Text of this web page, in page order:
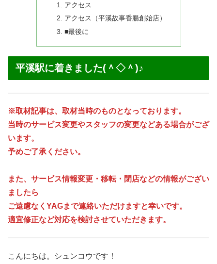
アクセス
アクセス（平溪故事香腸創始店）
■最後に
平溪駅に着きました(＾◇＾)♪
※取材記事は、取材当時のものとなっております。
当時のサービス変更やスタッフの変更などある場合がござ
います。
予めご了承ください。
また、サービス情報変更・移転・閉店などの情報がござい
ましたら
ご遠慮なくYAGまで連絡いただけますと幸いです。
適宜修正など対応を検討させていただきます。
こんにちは。シュンコウです！